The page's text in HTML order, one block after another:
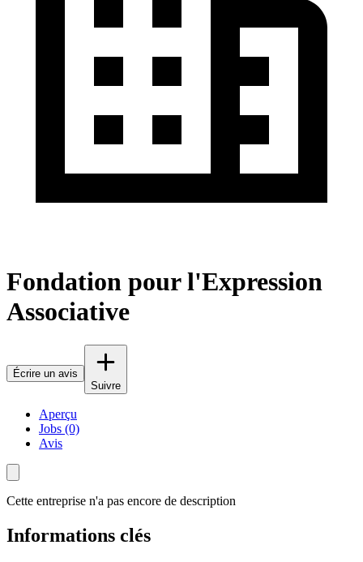
Fondation pour l'Expression
Associative
Écrire un avis
Suivre
Aperçu
Jobs (0)
Avis
Cette entreprise n'a pas encore de description
Informations clés